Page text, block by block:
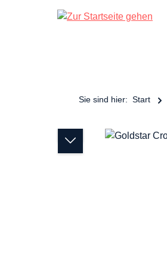
Zur Hauptnavigation springen
Sie sind hier: Start
Bildergalerie überspringen